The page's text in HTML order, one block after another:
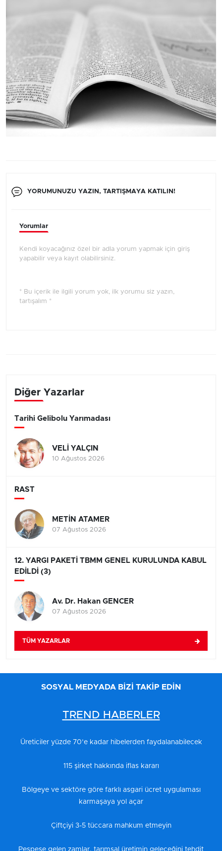
YORUMUNUZU YAZIN, TARTIŞMAYA KATILIN!
Yorumlar
Kendi koyacağınız özel bir adla yorum yapmak için giriş
yapabilir veya kayıt olabilirsiniz.
* Bu içerik ile ilgili yorum yok, ilk yorumu siz yazın,
tartışalım *
Diğer Yazarlar
Tarihi Gelibolu Yarımadası
VELİ YALÇIN
10 Ağustos 2026
RAST
METİN ATAMER
07 Ağustos 2026
12. YARGI PAKETİ TBMM GENEL KURULUNDA KABUL
EDİLDİ (3)
Av. Dr. Hakan GENCER
07 Ağustos 2026
TÜM YAZARLAR
SOSYAL MEDYADA BİZİ TAKİP EDİN
TREND HABERLER
Üreticiler yüzde 70’e kadar hibelerden faydalanabilecek
115 şirket hakkında iflas kararı
Bölgeye ve sektöre göre farklı asgari ücret uygulaması
karmaşaya yol açar
Çiftçiyi 3-5 tüccara mahkum etmeyin